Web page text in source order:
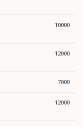
10000
12000
7000
12000